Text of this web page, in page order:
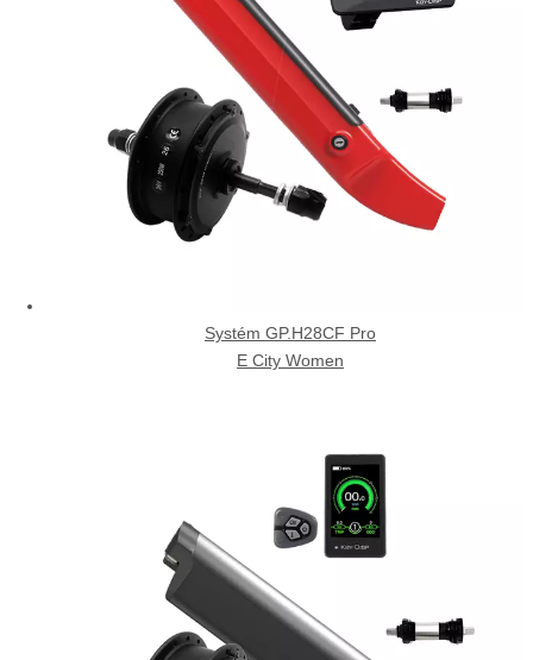
Systém GP.H28CF Pro
E City Women